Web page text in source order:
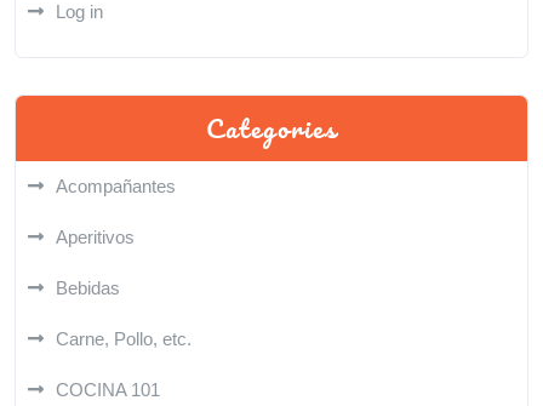
Log in
Categories
Acompañantes
Aperitivos
Bebidas
Carne, Pollo, etc.
COCINA 101